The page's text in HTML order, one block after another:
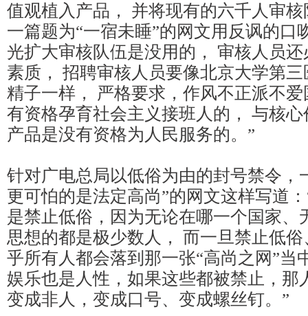
值观植入产品， 并将现有的六千人审
一篇题为“一宿未睡”的网文用反讽的口
光扩大审核队伍是没用的， 审核人员
素质， 招聘审核人员要像北京大学第
精子一样， 严格要求，作风不正派不
有资格孕育社会主义接班人的， 与核
产品是没有资格为人民服务的。”
针对广电总局以低俗为由的封号禁令，
更可怕的是法定高尚”的网文这样写道
是禁止低俗，因为无论在哪一个国家、
思想的都是极少数人， 而一旦禁止低
乎所有人都会落到那一张“高尚之网”当
娱乐也是人性，如果这些都被禁止，那
变成非人，变成口号、变成螺丝钉。”